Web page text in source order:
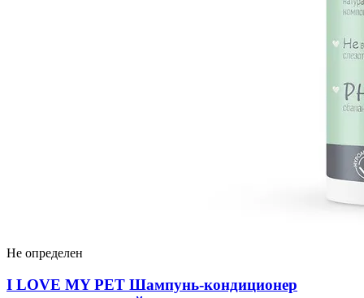
Не определен
I LOVЕ MY PET Шампунь-кондиционер